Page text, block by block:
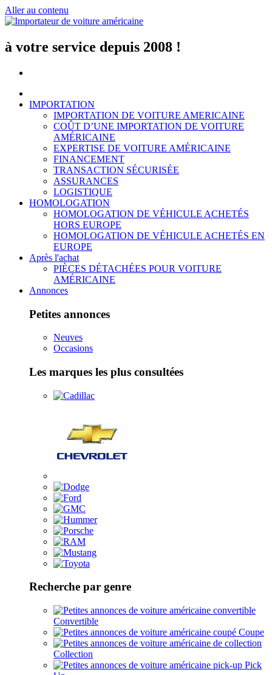
Aller au contenu
à votre service depuis 2008 !
IMPORTATION
IMPORTATION DE VOITURE AMERICAINE
COÛT D’UNE IMPORTATION DE VOITURE
AMÉRICAINE
EXPERTISE DE VOITURE AMÉRICAINE
FINANCEMENT
TRANSACTION SÉCURISÉE
ASSURANCES
LOGISTIQUE
HOMOLOGATION
HOMOLOGATION DE VÉHICULE ACHETÉS
HORS EUROPE
HOMOLOGATION DE VÉHICULE ACHETÉS EN
EUROPE
Après l'achat
PIÈCES DÉTACHÉES POUR VOITURE
AMÉRICAINE
Annonces
Petites annonces
Neuves
Occasions
Les marques les plus consultées
Recherche par genre
Convertible
Coupe
Collection
Pick